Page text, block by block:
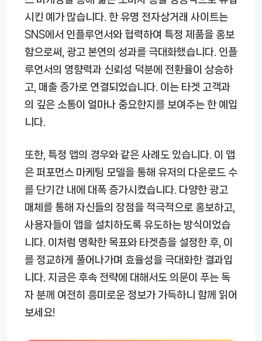
시킨 예가 많습니다. 한 유명 전자상거래 사이트는
SNS에서 인플루언서와 협력하여 특정 제품을 홍보
함으로써, 광고 본연의 성과를 극대화했습니다. 인플
루언서의 영향력과 신뢰성 덕분에 전환율이 상승하
고, 매출 증가로 연결되었습니다. 이는 타겟 고객과
의 깊은 소통이 얼마나 중요한지를 보여주는 한 예입
니다.
또한, 특정 앱의 경우와 같은 사례도 있습니다. 이 앱
은 퍼포먼스 마케팅 모델을 통해 유저의 다운로드 수
를 단기간 내에 대폭 증가시켰습니다. 다양한 광고
매체를 통해 자신들의 장점을 적극적으로 홍보하고,
사용자들이 앱을 설치하도록 유도하는 방식이었습
니다. 이처럼 명확한 목표와 타겟층을 설정한 후, 이
를 정교하게 풀어나가며 효율성을 극대화한 결과입
니다. 지금은 후속 전략에 대해서도 의문이 푸는 독
자 분께 여전히 흥미로운 정보가 가득하니 함께 읽어
보세요!